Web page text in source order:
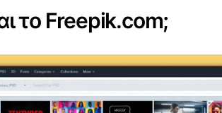
το Freepik.com;